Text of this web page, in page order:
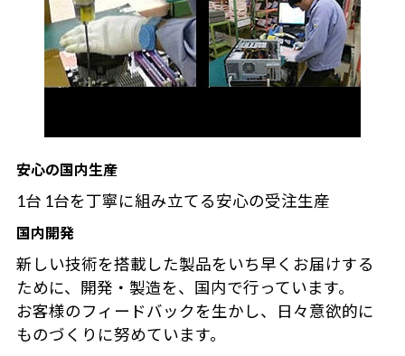
安心の国内生産
1台 1台を丁寧に組み立てる安心の受注生産
国内開発
新しい技術を搭載した製品をいち早くお届けする
ために、開発・製造を、国内で行っています。
お客様のフィードバックを生かし、日々意欲的に
ものづくりに努めています。